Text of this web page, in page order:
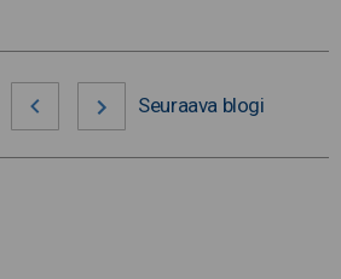
Seuraava blogi